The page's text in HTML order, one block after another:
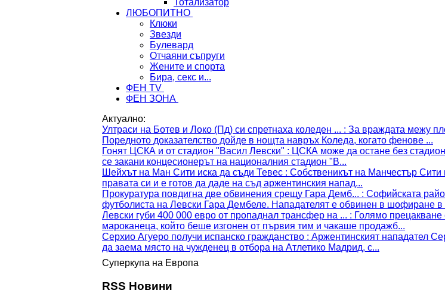
Тотализатор
ЛЮБОПИТНО
Клюки
Звезди
Булевард
Отчаяни съпруги
Жените и спорта
Бира, секс и...
ФЕН TV
ФЕН ЗОНА
Актуално:
Ултраси на Ботев и Локо (Пд) си спретнаха коледен ... : За враждата межу
Поредното доказателство дойде в нощта навръх Коледа, когато фенове ...
Гонят ЦСКА и от стадион "Васил Левски" : ЦСКА може да остане без
се закани концесионерът на националния стадион "В...
Шейхът на Ман Сити иска да съди Тевес : Собственикът на Манчестър
правата си и е готов да даде на съд аржентинския напад...
Прокуратура повдигна две обвинения срещу Гара Демб... : Софийската
футболиста на Левски Гара Дембеле. Нападателят е обвинен в шофиране в
Левски губи 400 000 евро от пропаднал трансфер на ... : Голямо
мароканеца, който беше изгонен от първия тим и чакаше продажб...
Серхио Агуеро получи испанско гражданство : Аржентинският нападател
да заема място на чужденец в отбора на Атлетико Мадрид, с...
Суперкупа на Европа
RSS Новини